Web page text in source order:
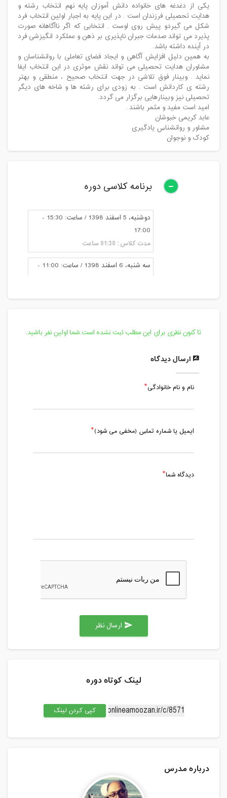
یکی از دغدغه های خانواده دانش آموزان پایه نهم انتخاب رشته و
هدایت تحصیلی فرزندان است . در این پایه به اجبار اولین انتخاب فرد
شکل می گیردو پیش روی اوست . انتخابی که اگر ناآگاهانه صورت
پذیرد می تواند صدمات جبران ناپذیری بر ذهن و عملکرد انگیزشی فرد
در آینده داشته باشد.
به همین دلیل افزایش آگاهی و ایجاد فضای تعاملی با روانشناسان و
مشاوران هدایت تحصیلی می تواند نقش موثری در این انتخاب ایفا
نماید . وبینار فوق تلاشی در جهت انتخاب صحیح ، منطقی و بهتر
رشته ی کاردانش است . به زودی برای رشته ها و شاخه های دیگر
تحصیلی نیز وبینارهایی برگزار می گردد.
امید است مفید و مثمر باشند .
عابد کریمی خبوشان
مشاور و روانشناس یادگیری
کودک و نوجوان
برنامه کلاسی دوره
دوشنبه، 5 اسفند 1398 / ساعت: 15:30 -
17:00
مدت کلاس : 01:30 ساعت
سه شنبه، 6 اسفند 1398 / ساعت: 11:00 -
مدت کلاس : 01:00 ساعت
تا کنون نظری برای این مطلب ثبت نشده است.شما اولین نفر باشید.
ارسال دیدگاه
نام و نام خانوادگی
ایمیل یا شماره تماس (مخفی می شود)
دیدگاه شما
send
لینک کوتاه دوره
کپی کردن لینک
درباره مدرس